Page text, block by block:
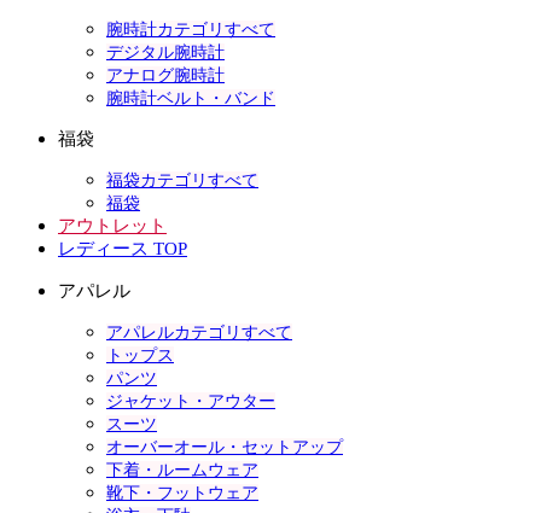
腕時計カテゴリすべて
デジタル腕時計
アナログ腕時計
腕時計ベルト・バンド
福袋
福袋カテゴリすべて
福袋
アウトレット
レディース TOP
アパレル
アパレルカテゴリすべて
トップス
パンツ
ジャケット・アウター
スーツ
オーバーオール・セットアップ
下着・ルームウェア
靴下・フットウェア